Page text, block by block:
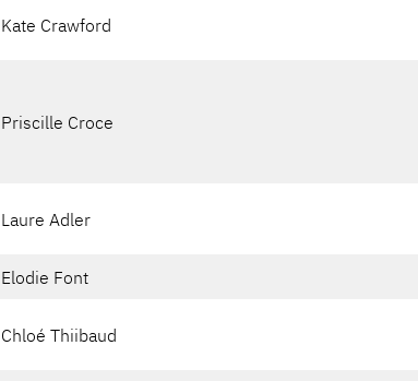
Kate Crawford
Priscille Croce
Laure Adler
Elodie Font
Chloé Thiibaud